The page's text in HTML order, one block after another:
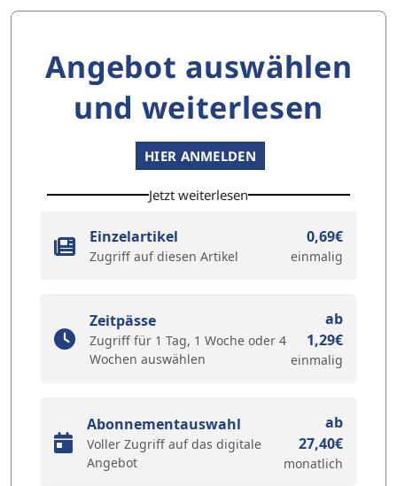
Angebot auswählen
und weiterlesen
HIER ANMELDEN
Jetzt weiterlesen
Einzelartikel
Zugriff auf diesen Artikel
0,69€
einmalig
Zeitpässe
Zugriff für 1 Tag, 1 Woche oder 4
Wochen auswählen
ab
1,29€
einmalig
Abonnementauswahl
Voller Zugriff auf das digitale
Angebot
ab
27,40€
monatlich